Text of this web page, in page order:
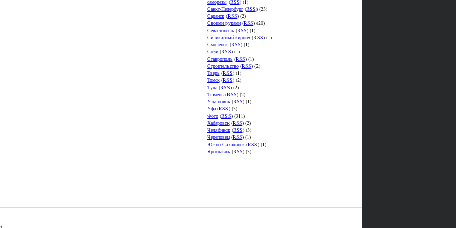
Санкт-Петербург(RSS) (23)
Саранск(RSS) (2)
Своими руками(RSS) (20)
Севастополь(RSS) (1)
Силикатный кирпич(RSS) (1)
Смоленск(RSS) (1)
Сочи(RSS) (1)
Ставрополь(RSS) (1)
Строительство(RSS) (2)
Тверь(RSS) (1)
Томск(RSS) (2)
Тула(RSS) (2)
Тюмень(RSS) (2)
Ульяновск(RSS) (1)
Уфа(RSS) (3)
Фото(RSS) (311)
Хабаровск(RSS) (2)
Челябинск(RSS) (3)
Череповец(RSS) (1)
Южно-Сахалинск(RSS) (1)
Ярославль(RSS) (3)